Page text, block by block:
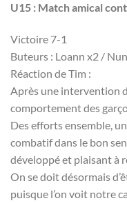
U15 : Match amical
Victoire 7-1
Buteurs : Loann x2 /
Réaction de Tim :
Après une intervention
comportement des
Des efforts ensemble,
combatif dans le bon
développé et plaisant à
On se doit désormais
puisque l’on voit notre